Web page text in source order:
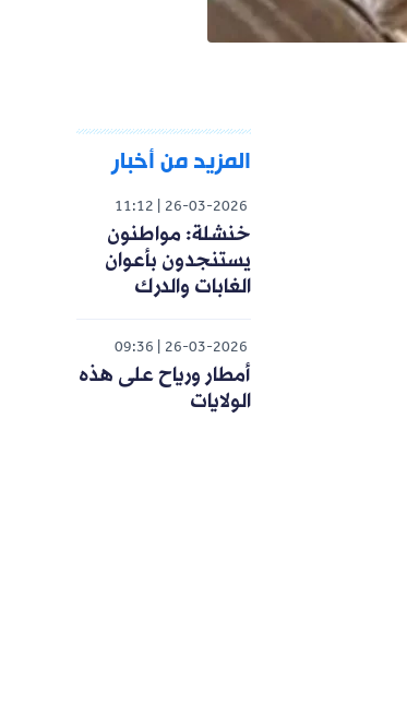
المزيد من أخبار
26-03-2026
11:12
خنشلة: مواطنون
يستنجدون بأعوان
الغابات والدرك
26-03-2026
09:36
أمطار ورياح على هذه
الولايات